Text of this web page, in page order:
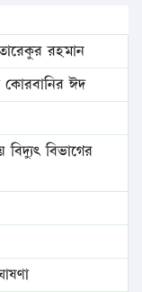
রহমান
কোরবানির ঈদ
বিভাগের